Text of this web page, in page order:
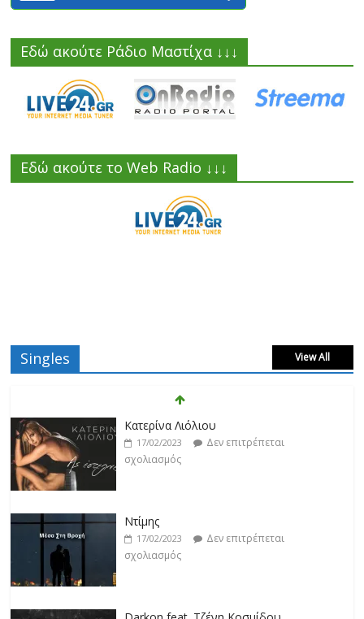
Εδώ ακούτε Ράδιο Μαστίχα ↓↓↓
Εδώ ακούτε το Web Radio ↓↓↓
Singles View All
Κατερίνα Λιόλιου
17/02/2023
Δεν επιτρέπεται
σχολιασμός
Ντίμης
17/02/2023
Δεν επιτρέπεται
σχολιασμός
Darkon feat. Τζένη Κοσμίδου